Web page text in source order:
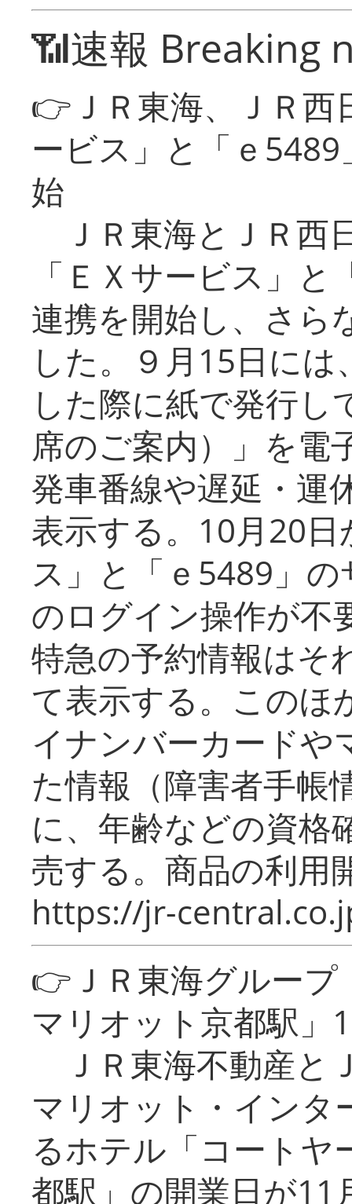
📶速報 Breaking
👉ＪＲ東海、ＪＲ
ービス」と「ｅ
始
ＪＲ東海とＪＲ西
「ＥＸサービス」
連携を開始し、さら
した。９月15日に
した際に紙で発行し
席のご案内）」を電
発車番線や遅延・運
表示する。10月20
ス」と「ｅ5489」
のログイン操作が不
特急の予約情報はそ
て表示する。このほ
イナンバーカードや
た情報（障害者手帳
に、年齢などの資格
売する。商品の利用
https://jr-
👉ＪＲ東海グルー
マリオット京都駅」
ＪＲ東海不動産と
マリオット・インタ
るホテル「コートヤ
都駅」の開業日が11